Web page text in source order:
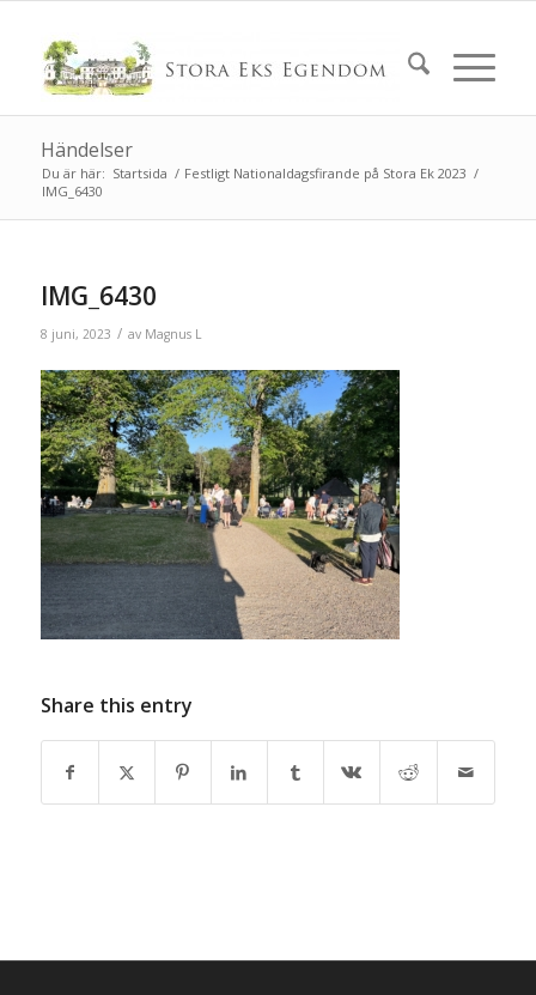
Händelser
Du är här: Startsida / Festligt Nationaldagsfirande på Stora Ek 2023 /
IMG_6430
IMG_6430
8 juni, 2023 / av Magnus L
Share this entry